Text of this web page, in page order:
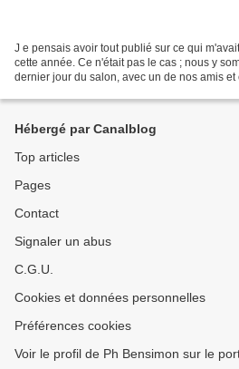
J e pensais avoir tout publié sur ce qui
cette année. Ce n'était pas le cas ; nous y
dernier jour du salon, avec un de nos amis
Hébergé par Canalblog
Top articles
Pages
Contact
Signaler un abus
C.G.U.
Cookies et données personnelles
Préférences cookies
Voir le profil de Ph Bensimon sur le